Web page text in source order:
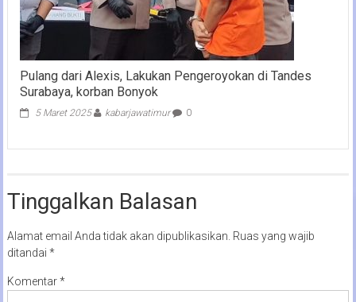
Pulang dari Alexis, Lakukan Pengeroyokan di Tandes
Surabaya, korban Bonyok
5 Maret 2025 kabarjawatimur 0
Tinggalkan Balasan
Alamat email Anda tidak akan dipublikasikan. Ruas yang wajib
ditandai *
Komentar*